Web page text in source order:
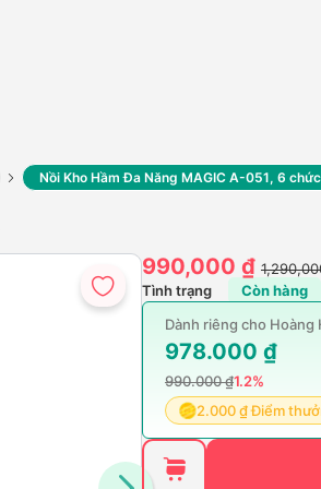
Nồi Kho Hầm Đa Năng MAGIC A-051, 6
990,000 ₫
Tình trạng
Còn hàng
Dành riêng cho
978.000 ₫
990.000 ₫1.2%
2.000 ₫ Điểm